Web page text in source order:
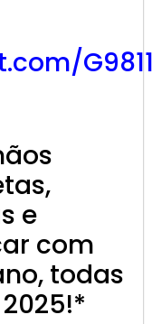
.com/
e
com
todas